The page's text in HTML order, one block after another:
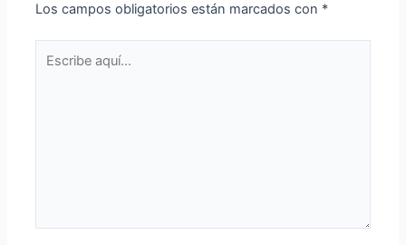
Los campos obligatorios están marcados con *